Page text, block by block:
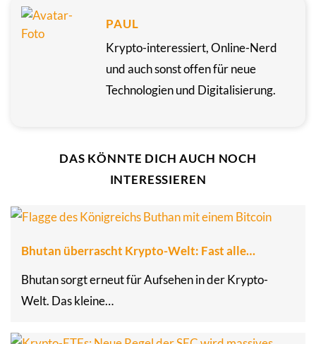
PAUL
Krypto-interessiert, Online-Nerd
und auch sonst offen für neue
Technologien und Digitalisierung.
DAS KÖNNTE DICH AUCH NOCH
INTERESSIEREN
Bhutan überrascht Krypto-Welt: Fast alle…
Bhutan sorgt erneut für Aufsehen in der Krypto-
Welt. Das kleine…